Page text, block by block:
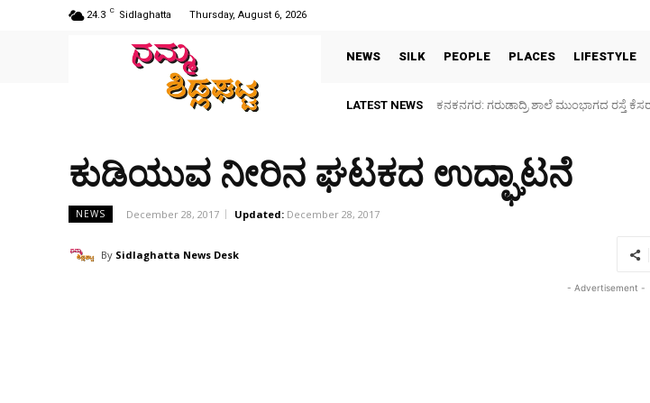
24.3 C Sidlaghatta Thursday, August 6, 2026
NEWS SILK PEOPLE PLACES LIFESTYLE
LATEST NEWS Sidlaghatta Silk Cocoon Market-06/08/
ಕುಡಿಯುವ ನೀರಿನ ಘಟಕದ ಉದ್ಘಾಟನೆ
NEWS December 28, 2017 Updated: December 28, 2017
By Sidlaghatta News Desk
- Advertisement -